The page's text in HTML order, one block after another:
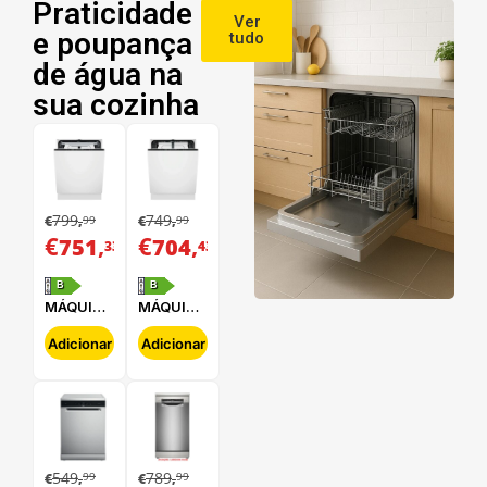
Praticidade
e poupança
de água na
sua cozinha
Ver
tudo
€799,99
€751,33
B
MÁQUINA
DE LAVAR
LOUÇA
ELECTROLUX
E62LB202S
Adicionar
€749,99
€704,43
B
MÁQUINA
DE LAVAR
LOUÇA
ELECTROLUX
E62LB100S
Adicionar
€549,99 €789,99